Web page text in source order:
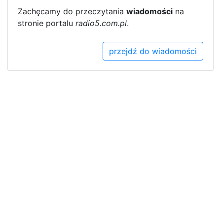
Zachęcamy do przeczytania wiadomości na
stronie portalu radio5.com.pl.
przejdź do wiadomości